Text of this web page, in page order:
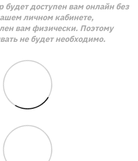
будет доступен вам онлайн без
личном кабинете,
вам физически. Поэтому
не будет необходимо.